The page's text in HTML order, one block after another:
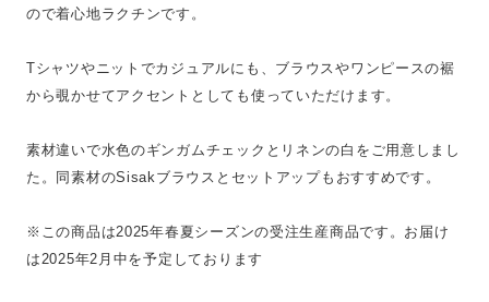
ので着心地ラクチンです。
Tシャツやニットでカジュアルにも、ブラウスやワンピースの裾
から覗かせてアクセントとしても使っていただけます。
素材違いで水色のギンガムチェックとリネンの白をご用意しまし
た。同素材のSisakブラウスとセットアップもおすすめです。
※この商品は2025年春夏シーズンの受注生産商品です。お届け
は2025年2月中を予定しております